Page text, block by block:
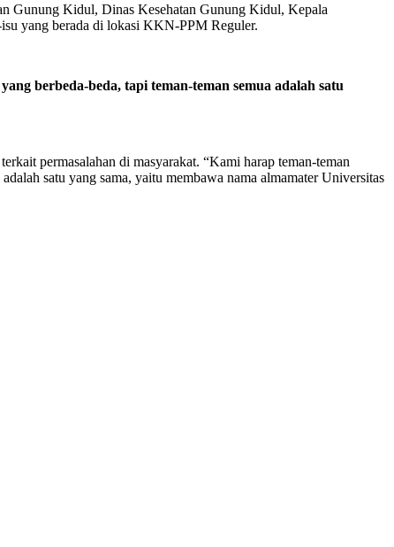
Gunung Kidul, Dinas Kesehatan Gunung Kidul, Kepala
yang berada di lokasi KKN-PPM Reguler.
berbeda-beda, tapi teman-teman semua adalah satu
permasalahan di masyarakat. “Kami harap teman-teman
satu yang sama, yaitu membawa nama almamater Universitas